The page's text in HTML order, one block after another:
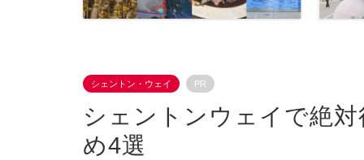
シェントン・ウェイ PR
シェントンウェイで絶
め4選